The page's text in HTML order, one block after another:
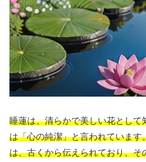
睡蓮は、清らかで美しい花として
は「心の純潔」と言われています
は、古くから伝えられており、そ